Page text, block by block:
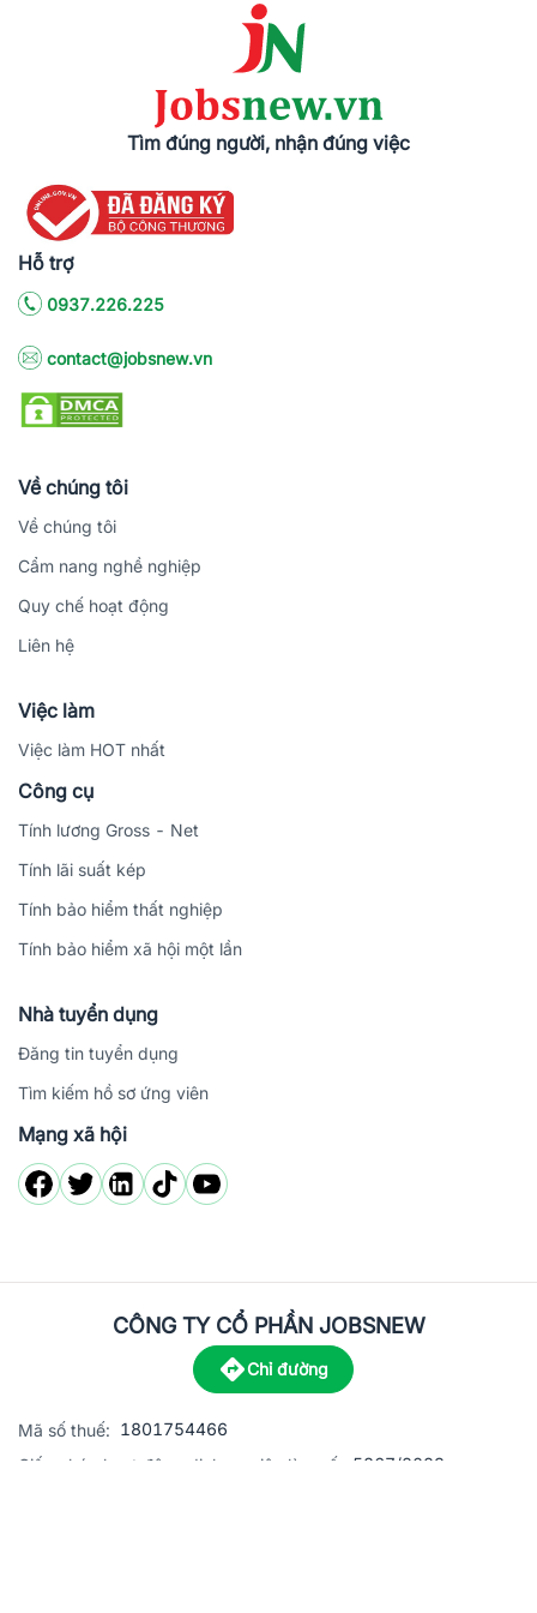
Tìm đúng người, nhận đúng việc
Hỗ trợ
0937.226.225
contact@jobsnew.vn
Về chúng tôi
Về chúng tôi
Cẩm nang nghề nghiệp
Quy chế hoạt động
Liên hệ
Việc làm
Việc làm HOT nhất
Công cụ
Tính lương Gross - Net
Tính lãi suất kép
Tính bảo hiểm thất nghiệp
Tính bảo hiểm xã hội một lần
Nhà tuyển dụng
Đăng tin tuyển dụng
Tìm kiếm hồ sơ ứng viên
Mạng xã hội
CÔNG TY CỔ PHẦN JOBSNEW
Chỉ đường
Mã số thuế: 1801754466
Giấy phép hoạt động dịch vụ việc làm số:
5867/2023